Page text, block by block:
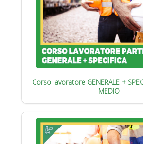
Corso lavoratore GENERALE +
MEDIO